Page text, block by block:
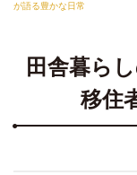
が語る豊かな日常
田舎暮ら
移住